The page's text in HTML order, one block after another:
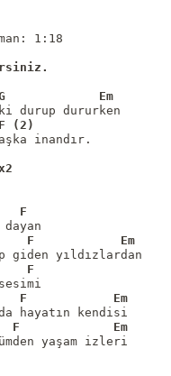
Em
(2)
F
F            Em
F            Em
F             Em
yaşam izleri